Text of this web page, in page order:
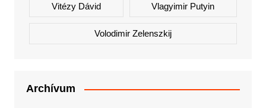
Vitézy Dávid Vlagyimir Putyin
Volodimir Zelenszkij
Archívum